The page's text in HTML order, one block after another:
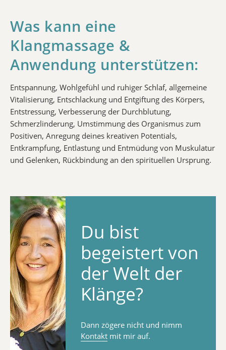
Was kann eine
Klangmassage &
Anwendung unterstützen:
Entspannung, Wohlgefühl und ruhiger Schlaf, allgemeine
Vitalisierung, Entschlackung und Entgiftung des Körpers,
Entstressung, Verbesserung der Durchblutung,
Schmerzlinderung, Umstimmung des Organismus zum
Positiven, Anregung deines kreativen Potentials,
Entkrampfung, Entlastung und Entmüdung von Muskulatur
und Gelenken, Rückbindung an den spirituellen Ursprung.
Du bist
begeistert von
der Welt der
Klänge?
Dann zögere nicht und nimm
Kontakt mit mir auf.